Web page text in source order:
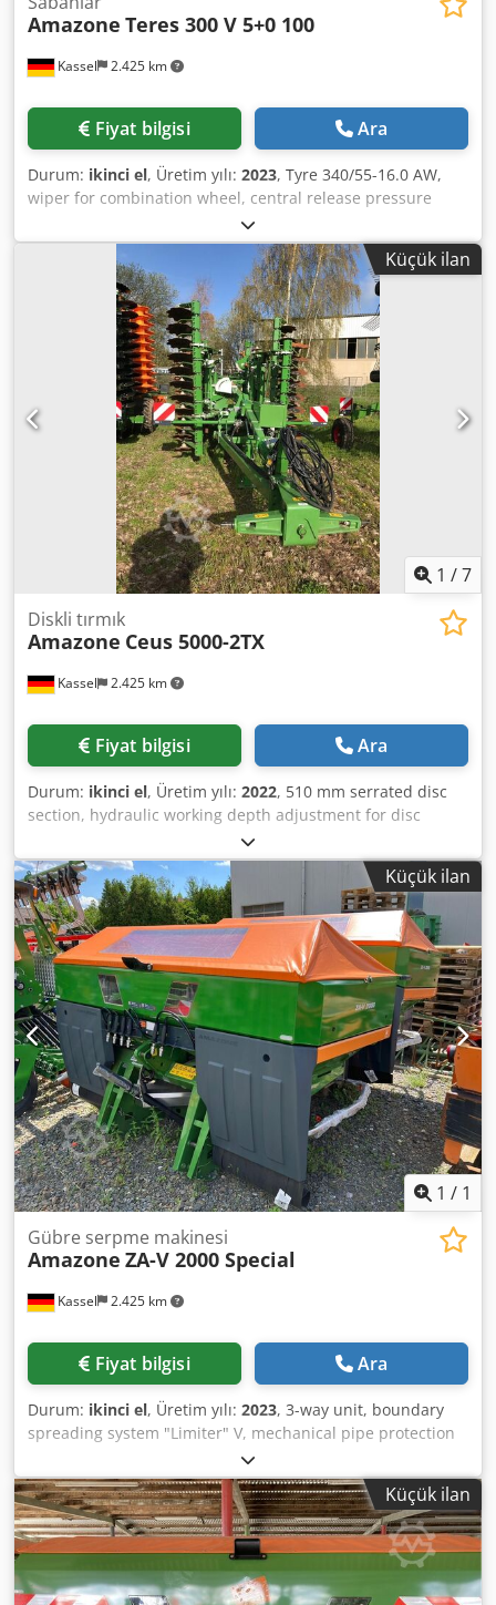
Kassel 2.425 km
Amazone Teres 300 V 5+0 100
Fiyat bilgisi Ara
Durum: ikinci el, Üretim yılı: 2023, Tyre 340/55-16.0 AW,
wiper for combination wheel, central release pressure
adjustment / plough body STU 40, share blade 430, heavy-
duty share point, disc coulter D 500, notched, 1 / notched,
prepared for lighting / Crjdpfet Eay Eex Apvsf
Küçük ilan
1 /7
Kassel 2.425 km
Diskli tırmık
Amazone Ceus 5000-2TX
Fiyat bilgisi Ara
Durum: ikinci el, Üretim yılı: 2022, 510 mm serrated disc
section, hydraulic working depth adjustment for disc
section, hydraulic working depth adjustment of the
leveling unit, C-Mix-Ultra tines for Ceus 50, hydraulic
working depth adjustment for tine section with hydraulic
drawbar, HD point 80 mm / (14/K1) Crodjtz Tpljpfx Apvof
Küçük ilan
1 / 1
Kassel 2.425 km
Gübre serpme makinesi
Amazone ZA-V 2000 Special
Fiyat bilgisi Ara
Durum: ikinci el, Üretim yılı: 2023, 3-way unit, boundary
spreading system "Limiter" V, mechanical pipe protection
bracket L, position indicator for spreader mechanism ZA-V,
container extension S 2000, installation components for ZA
basic units, PTO shaft with friction clutch, large
mudguards and ladders, LED rear lights. Crsdpfx Aot
Dwibepvsf
Küçük ilan